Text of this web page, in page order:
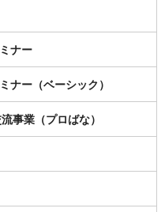
ナー
ナー（ベーシック）
事業（プロばな）